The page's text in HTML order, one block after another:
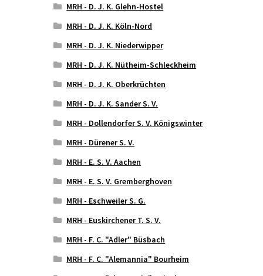
MRH - D. J. K. Glehn-Hostel
MRH - D. J. K. Köln-Nord
MRH - D. J. K. Niederwipper
MRH - D. J. K. Nütheim-Schleckheim
MRH - D. J. K. Oberkrüchten
MRH - D. J. K. Sander S. V.
MRH - Dollendorfer S. V. Königswinter
MRH - Dürener S. V.
MRH - E. S. V. Aachen
MRH - E. S. V. Gremberghoven
MRH - Eschweiler S. G.
MRH - Euskirchener T. S. V.
MRH - F. C. "Adler" Büsbach
MRH - F. C. "Alemannia" Bourheim